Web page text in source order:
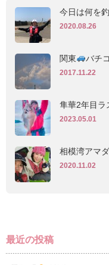
今日は何を
2020.08.26
関東 バチ
2017.11.22
隼華2年目ラ
2023.05.01
相模湾アマ
2020.11.02
最近の投稿